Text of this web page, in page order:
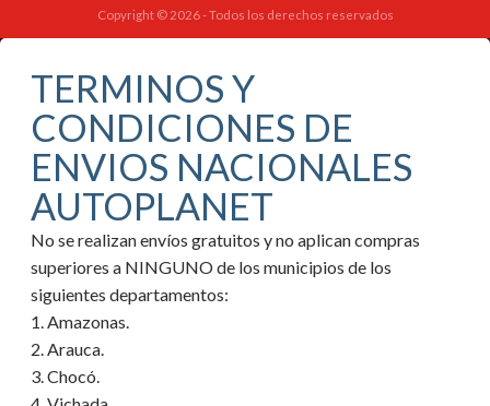
Copyright © 2026 - Todos los derechos reservados
TERMINOS Y
CONDICIONES DE
ENVIOS NACIONALES
AUTOPLANET
No se realizan envíos gratuitos y no aplican compras
superiores a NINGUNO de los municipios de los
siguientes departamentos:
1. Amazonas.
2. Arauca.
3. Chocó.